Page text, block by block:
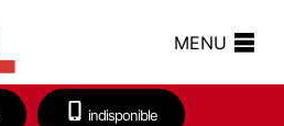
MENU
indisponible